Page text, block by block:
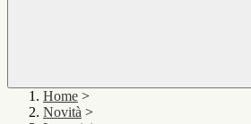
Home >
Novità >